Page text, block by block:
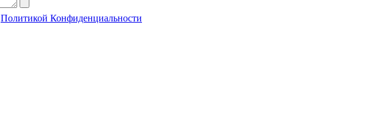
Политикой Конфиденциальности